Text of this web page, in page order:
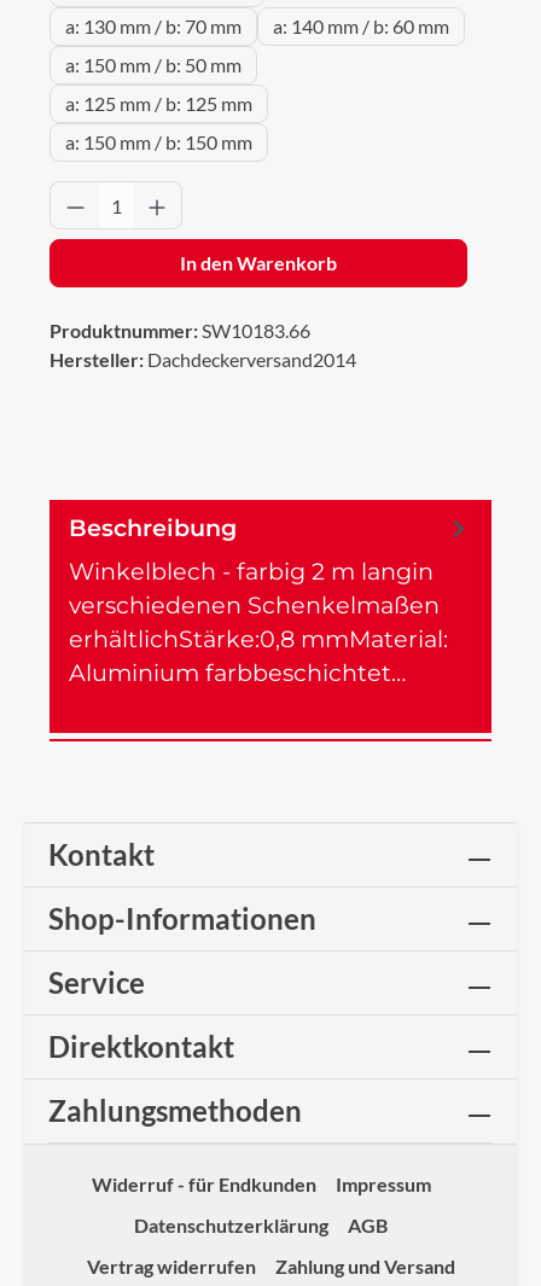
a: 130 mm / b: 70 mm
a: 140 mm / b: 60 mm
a: 150 mm / b: 50 mm
a: 125 mm / b: 125 mm
a: 150 mm / b: 150 mm
Produkt Anzahl: Gib den gewünschten
In den Warenkorb
Produktnummer:SW10183.66
Hersteller: Dachdeckerversand2014
Beschreibung
Winkelblech - farbig 2 m langin
verschiedenen Schenkelmaßen
erhältlichStärke:0,8 mmMaterial:
Aluminium farbbeschichtet…
Kontakt
Shop-Informationen
Service
Direktkontakt
Zahlungsmethoden
Widerruf - für Endkunden
Impressum
Datenschutzerklärung
AGB
Vertrag widerrufen
Zahlung und Versand